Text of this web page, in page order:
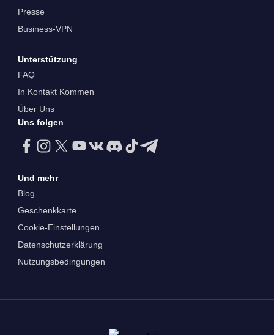
Presse
Business-VPN
Unterstützung
FAQ
In Kontakt Kommen
Über Uns
Uns folgen
Und mehr
Blog
Geschenkkarte
Cookie-Einstellungen
Datenschutzerklärung
Nutzungsbedingungen